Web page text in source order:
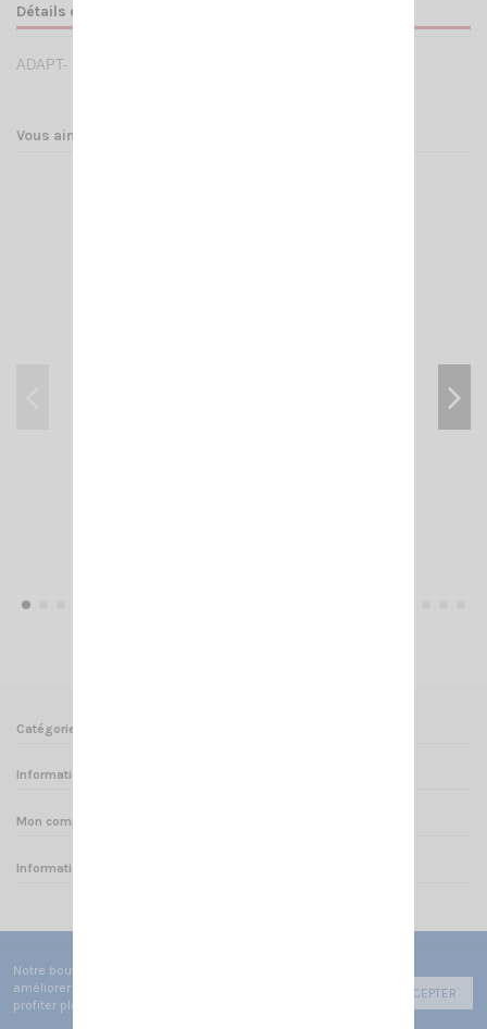
Détails du produit
ADAPT- N MALE/ PL F (FEM 258 UG 146 U)
Vous aimerez aussi
Catégories
Informations
Mon compte
Informations sur votre boutique
Notre boutique utilise des cookies de fonctionnement pour
améliorer votre expérience utilisateur afin de vous faire
profiter pleinement de votre navigation.
ACCEPTER